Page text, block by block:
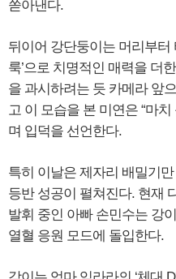
쏟아낸다.
뒤이어 강단둥이는 머리부터
룩’으로 치명적인 매력을 더
을 과시하려는 듯 카메라 앞
고 이 모습을 본 미연은 “마
며 입덕을 선언한다.
특히 이날은 제자리 배밀기
등반 성공이 펼쳐진다. 현재
발휘 중인 아빠 손민수는 강
열혈 응원 모드에 돌입한다.